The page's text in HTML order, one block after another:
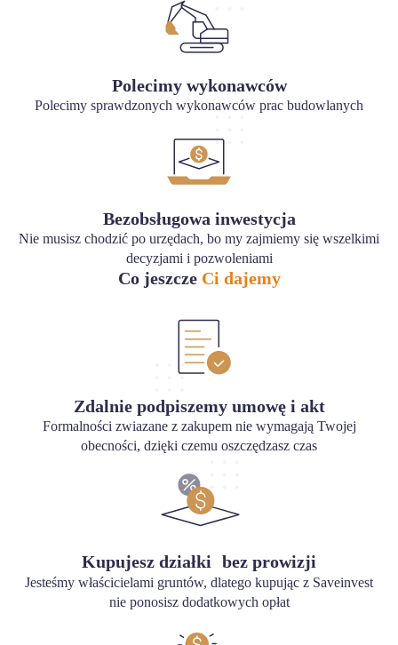
Polecimy wykonawców
Polecimy sprawdzonych wykonawców prac budowlanych
Bezobsługowa inwestycja
Nie musisz chodzić po urzędach, bo my zajmiemy się wszelkimi
decyzjami i pozwoleniami
Co jeszcze Ci dajemy
Zdalnie podpiszemy umowę i akt
Formalności zwiazane z zakupem nie wymagają Twojej
obecności, dzięki czemu oszczędzasz czas
Kupujesz działki bez prowizji
Jesteśmy właścicielami gruntów, dlatego kupując z Saveinvest
nie ponosisz dodatkowych opłat